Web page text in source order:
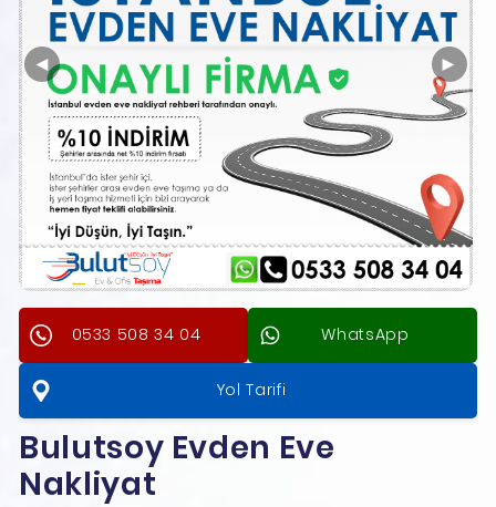
◄ ►
0533 508 34 04 WhatsApp
Yol Tarifi
Bulutsoy Evden Eve
Nakliyat